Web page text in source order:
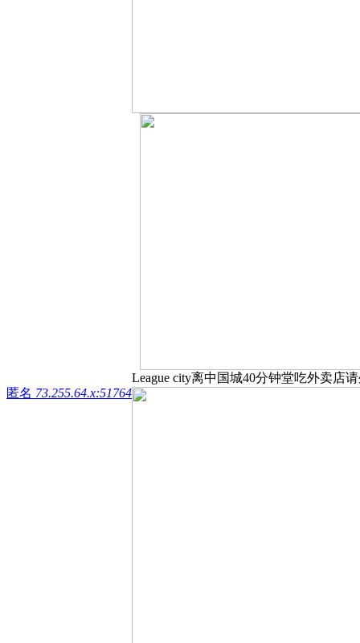
匿名 73.255.64.x:51764
League city离中国城40分钟堂吃外卖店